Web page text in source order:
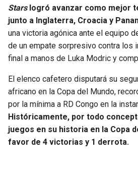
PANTHERS
SAINTS
BUCCANEERS
JAZZ
Stars logró avanzar como mejor
junto a Inglaterra, Croacia y
una victoria agónica ante el equipo
de un empate sorpresivo contra los
final a manos de Luka Modric y
El elenco cafetero disputará su
africano en la Copa del Mundo,
por la mínima a RD Congo en la
Históricamente, por todo
juegos en su historia en la Copa
favor de 4 victorias y 1 derrota.